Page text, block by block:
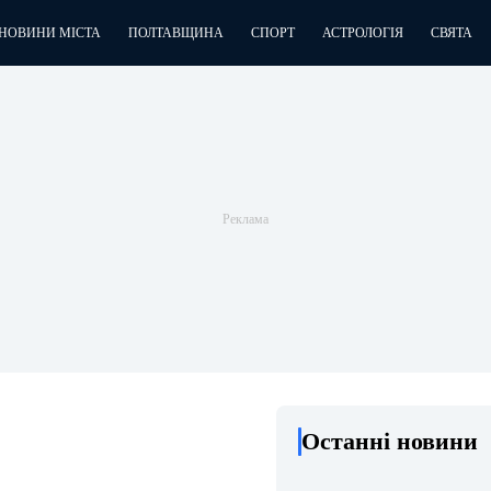
МІСТА ПОЛТАВЩИНА СПОРТ АСТРОЛОГІЯ СВЯТА
Останні новини